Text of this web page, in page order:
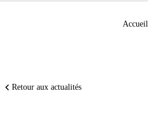
Accueil
Retour aux actualités